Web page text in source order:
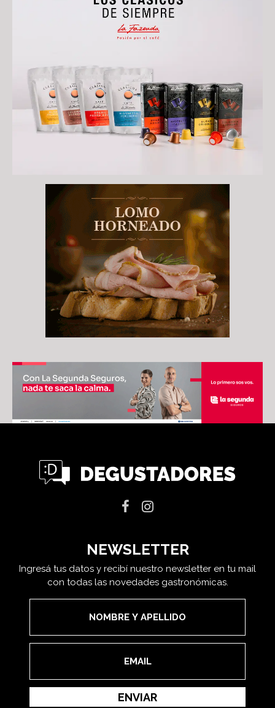
NEWSLETTER
Ingresá tus datos y recibí nuestro newsletter en tu mail
con todas las novedades gastronómicas.
ENVIAR